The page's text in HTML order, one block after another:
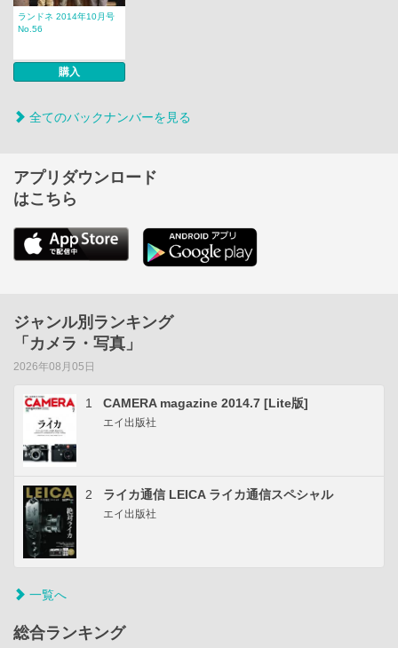
ランドネ 2014年10月号
No.56
購入
全てのバックナンバーを見る
アプリダウンロード
はこちら
ジャンル別ランキング
「カメラ・写真」
2026年08月05日
1 CAMERA magazine 2014.7 [Lite版]
エイ出版社
2 ライカ通信 LEICA ライカ通信スペシャル
エイ出版社
一覧へ
総合ランキング